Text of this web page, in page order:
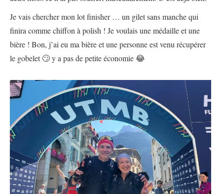
Je vais chercher mon lot finisher … un gilet sans manche qui
finira comme chiffon à polish ! Je voulais une médaille et une
bière ! Bon, j’ai eu ma bière et une personne est venu récupérer
le gobelet 🙄 y a pas de petite économie 😂